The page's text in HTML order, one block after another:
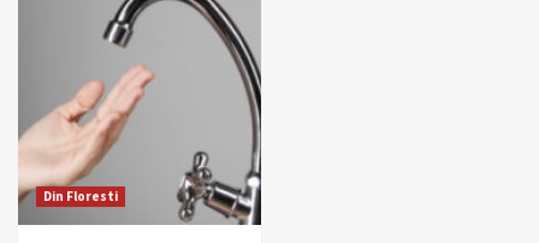
Din Floresti